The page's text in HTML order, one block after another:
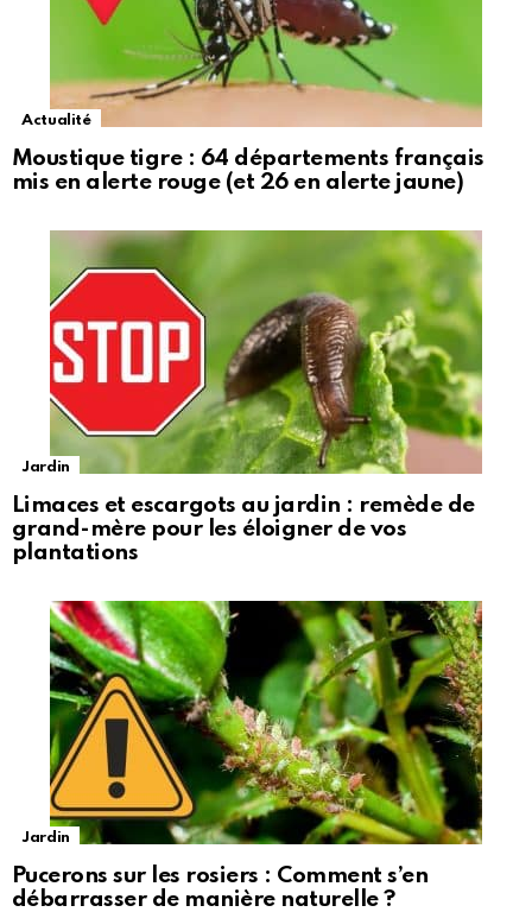
Actualité
Moustique tigre : 64 départements français
mis en alerte rouge (et 26 en alerte jaune)
Jardin
Limaces et escargots au jardin : remède de
grand-mère pour les éloigner de vos
plantations
Jardin
Pucerons sur les rosiers : Comment s’en
débarrasser de manière naturelle ?